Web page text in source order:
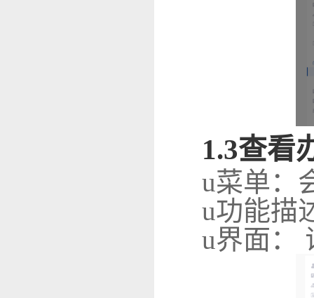
1.3查看
u菜单：
u功能描
u界面：